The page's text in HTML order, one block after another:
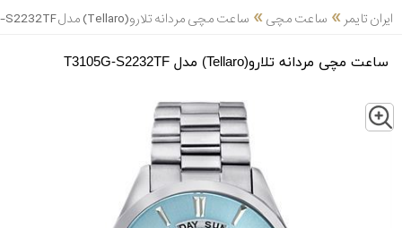
ایران تایمر » ساعت مچی» ساعت مچی مردانه تلارو(Tellaro) مدل T3105G-S2232TF
ساعت مچی مردانه تلارو(Tellaro) مدل T3105G-S2232TF